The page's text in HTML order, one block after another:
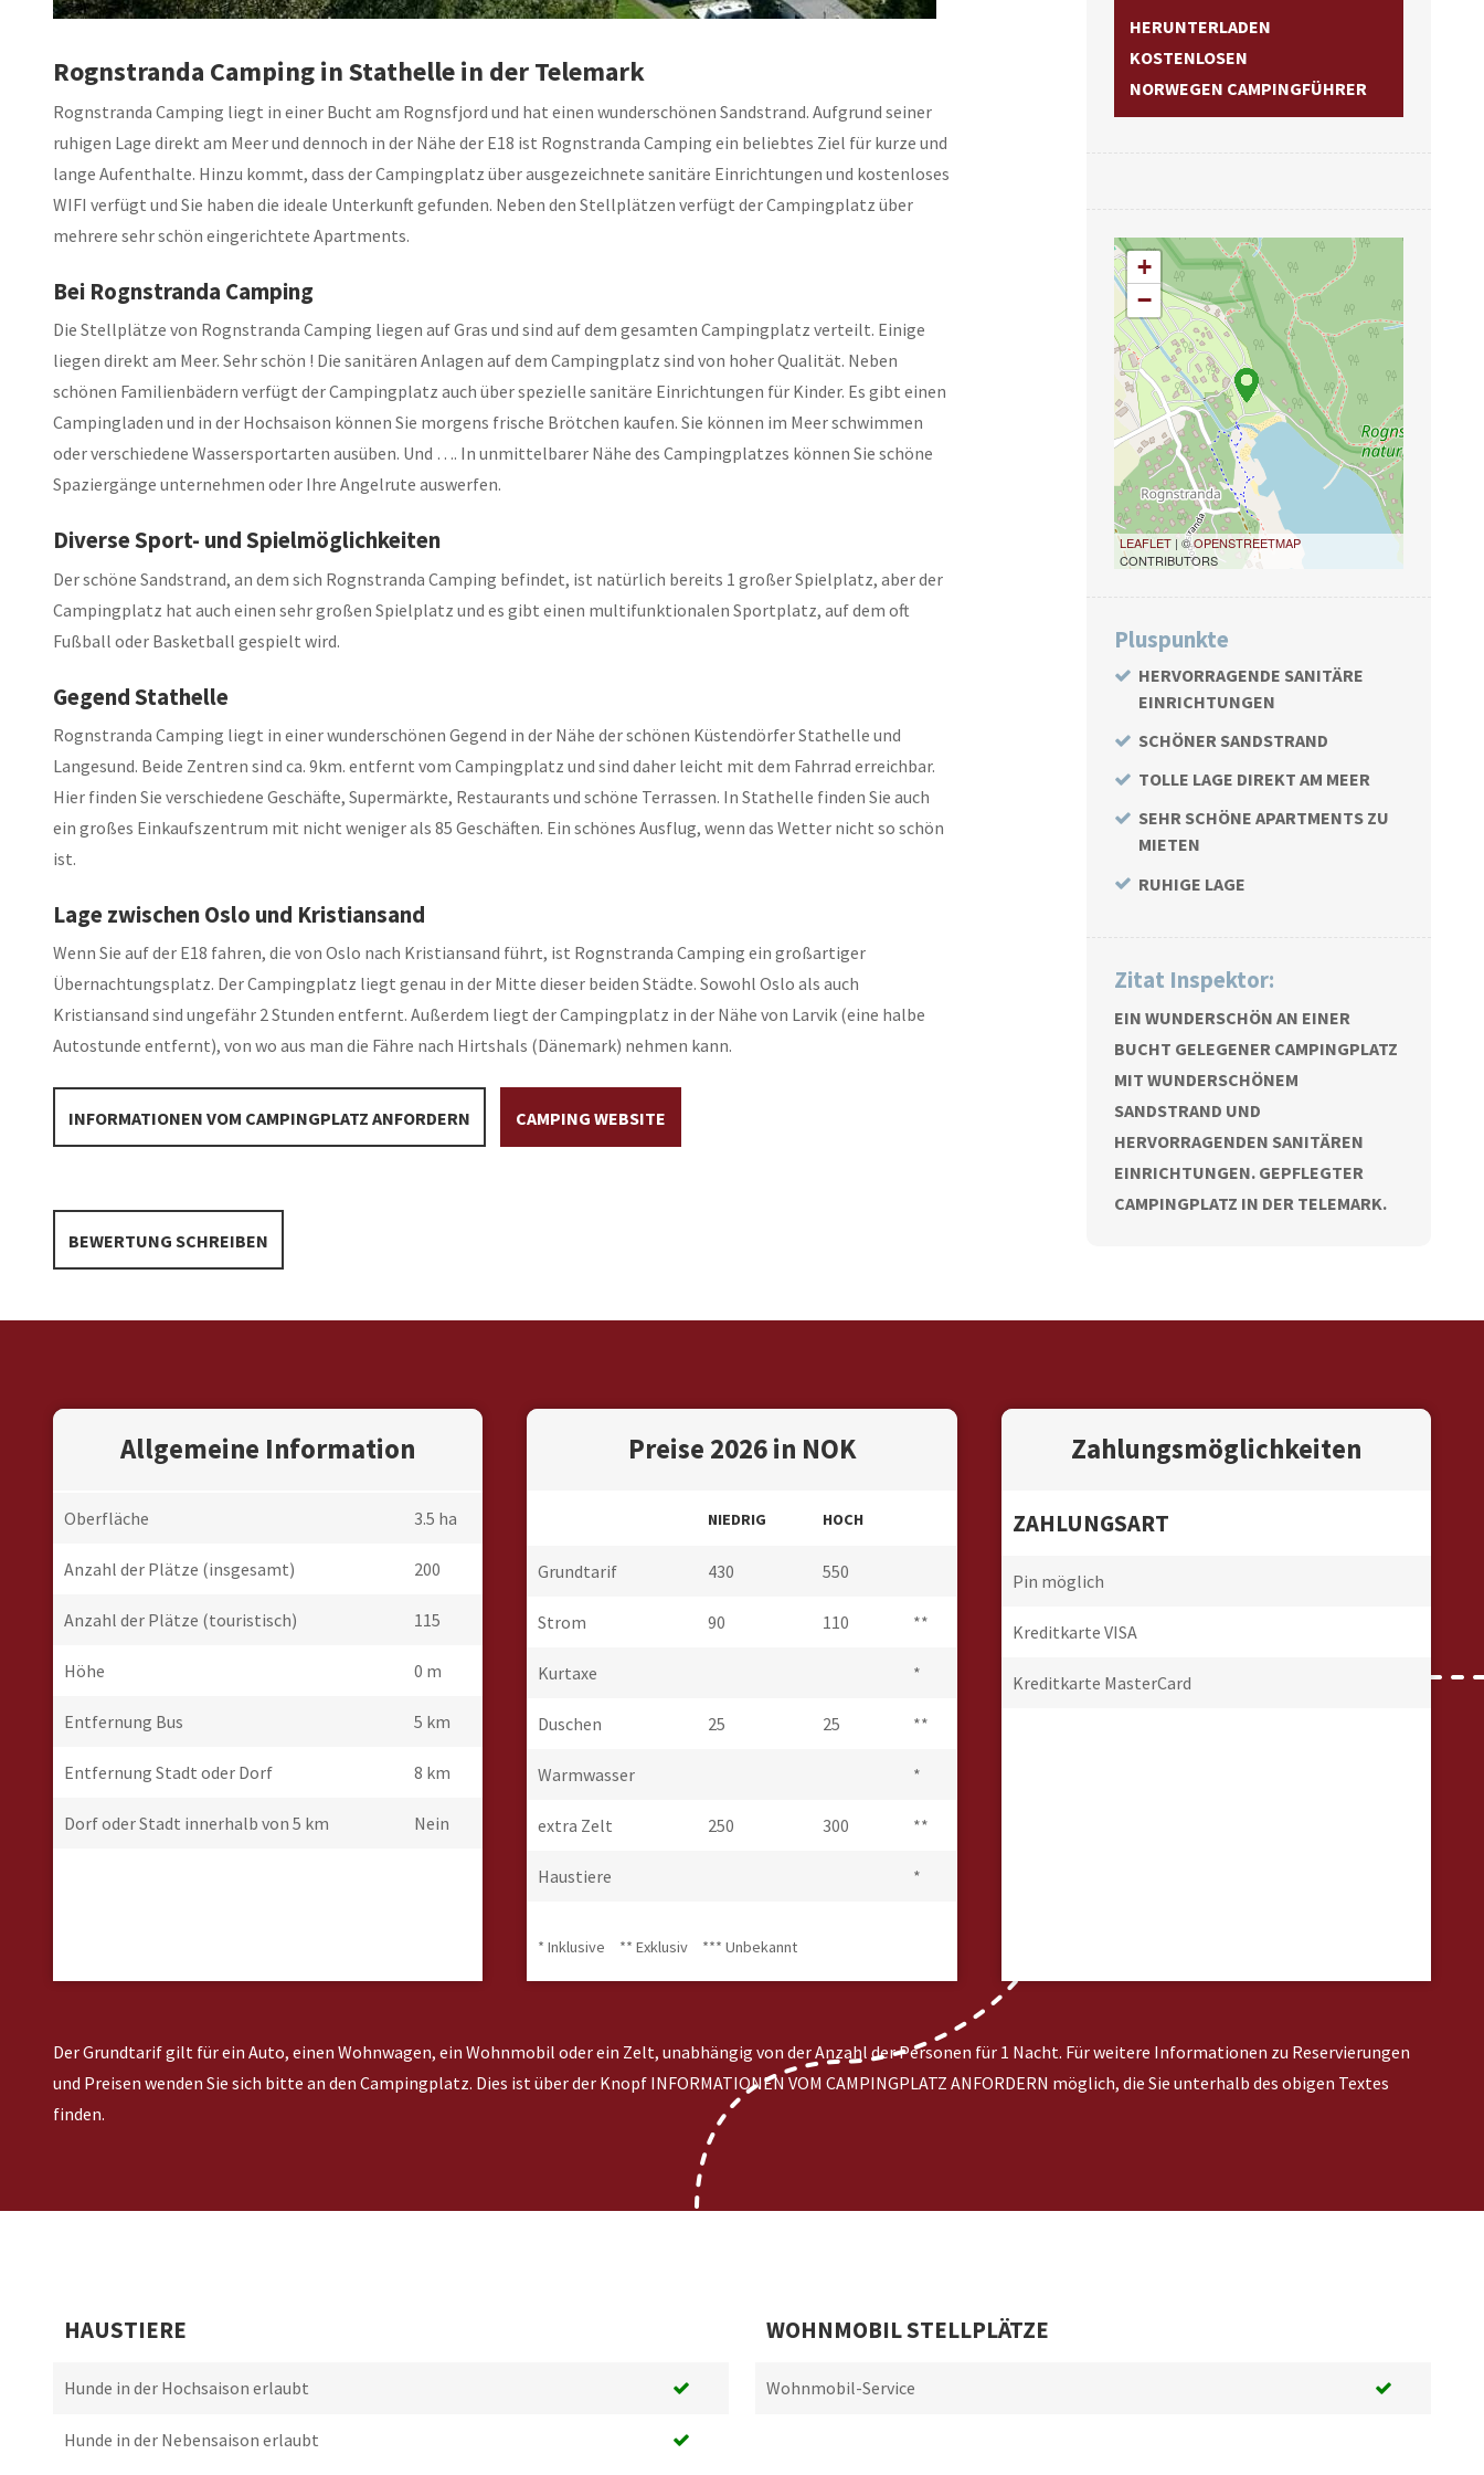
Rognstranda Camping in Stathelle in der Telemark
Rognstranda Camping liegt in einer Bucht am Rognsfjord und hat einen wunderschönen Sandstrand. Aufgrund seiner
ruhigen Lage direkt am Meer und dennoch in der Nähe der E18 ist Rognstranda Camping ein beliebtes Ziel für kurze und
lange Aufenthalte. Hinzu kommt, dass der Campingplatz über ausgezeichnete sanitäre Einrichtungen und kostenloses
WIFI verfügt und Sie haben die ideale Unterkunft gefunden. Neben den Stellplätzen verfügt der Campingplatz über
mehrere sehr schön eingerichtete Apartments.
Bei Rognstranda Camping
Die Stellplätze von Rognstranda Camping liegen auf Gras und sind auf dem gesamten Campingplatz verteilt. Einige
liegen direkt am Meer. Sehr schön ! Die sanitären Anlagen auf dem Campingplatz sind von hoher Qualität. Neben
schönen Familienbädern verfügt der Campingplatz auch über spezielle sanitäre Einrichtungen für Kinder. Es gibt einen
Campingladen und in der Hochsaison können Sie morgens frische Brötchen kaufen. Sie können im Meer schwimmen
oder verschiedene Wassersportarten ausüben. Und …. In unmittelbarer Nähe des Campingplatzes können Sie schöne
Spaziergänge unternehmen oder Ihre Angelrute auswerfen.
Diverse Sport- und Spielmöglichkeiten
Der schöne Sandstrand, an dem sich Rognstranda Camping befindet, ist natürlich bereits 1 großer Spielplatz, aber der
Campingplatz hat auch einen sehr großen Spielplatz und es gibt einen multifunktionalen Sportplatz, auf dem oft
Fußball oder Basketball gespielt wird.
Gegend Stathelle
Rognstranda Camping liegt in einer wunderschönen Gegend in der Nähe der schönen Küstendörfer Stathelle und
Langesund. Beide Zentren sind ca. 9km. entfernt vom Campingplatz und sind daher leicht mit dem Fahrrad erreichbar.
Hier finden Sie verschiedene Geschäfte, Supermärkte, Restaurants und schöne Terrassen. In Stathelle finden Sie auch
ein großes Einkaufszentrum mit nicht weniger als 85 Geschäften. Ein schönes Ausflug, wenn das Wetter nicht so schön
ist.
Lage zwischen Oslo und Kristiansand
Wenn Sie auf der E18 fahren, die von Oslo nach Kristiansand führt, ist Rognstranda Camping ein großartiger
Übernachtungsplatz. Der Campingplatz liegt genau in der Mitte dieser beiden Städte. Sowohl Oslo als auch
Kristiansand sind ungefähr 2 Stunden entfernt. Außerdem liegt der Campingplatz in der Nähe von Larvik (eine halbe
Autostunde entfernt), von wo aus man die Fähre nach Hirtshals (Dänemark) nehmen kann.
INFORMATIONEN VOM CAMPINGPLATZ ANFORDERN CAMPING WEBSITE
BEWERTUNG SCHREIBEN
HERUNTERLADEN
KOSTENLOSEN
NORWEGEN CAMPINGFÜHRER
+
−
LEAFLET | ©OPENSTREETMAP
CONTRIBUTORS
Pluspunkte
HERVORRAGENDE SANITÄRE
EINRICHTUNGEN
SCHÖNER SANDSTRAND
TOLLE LAGE DIREKT AM MEER
SEHR SCHÖNE APARTMENTS ZU
MIETEN
RUHIGE LAGE
Zitat Inspektor:
EIN WUNDERSCHÖN AN EINER
BUCHT GELEGENER CAMPINGPLATZ
MIT WUNDERSCHÖNEM
SANDSTRAND UND
HERVORRAGENDEN SANITÄREN
EINRICHTUNGEN. GEPFLEGTER
CAMPINGPLATZ IN DER TELEMARK.
Allgemeine Information
Oberfläche 3.5 ha
Anzahl der Plätze (insgesamt) 200
Anzahl der Plätze (touristisch) 115
Höhe 0 m
Entfernung Bus 5 km
Entfernung Stadt oder Dorf 8 km
Dorf oder Stadt innerhalb von 5 km Nein
Preise 2026 in NOK
NIEDRIG HOCH
Grundtarif 430 550
Strom 90 110 **
Kurtaxe *
Duschen 25 25 **
Warmwasser *
extra Zelt 250 300 **
Haustiere *
* Inklusive ** Exklusiv *** Unbekannt
Zahlungsmöglichkeiten
ZAHLUNGSART
Pin möglich
Kreditkarte VISA
Kreditkarte MasterCard
Der Grundtarif gilt für ein Auto, einen Wohnwagen, ein Wohnmobil oder ein Zelt, unabhängig von der Anzahl der Personen für 1 Nacht. Für weitere Informationen zu Reservierungen
und Preisen wenden Sie sich bitte an den Campingplatz. Dies ist über der Knopf INFORMATIONEN VOM CAMPINGPLATZ ANFORDERN möglich, die Sie unterhalb des obigen Textes
finden.
HAUSTIERE
Hunde in der Hochsaison erlaubt
Hunde in der Nebensaison erlaubt
WOHNMOBIL STELLPLÄTZE
Wohnmobil-Service